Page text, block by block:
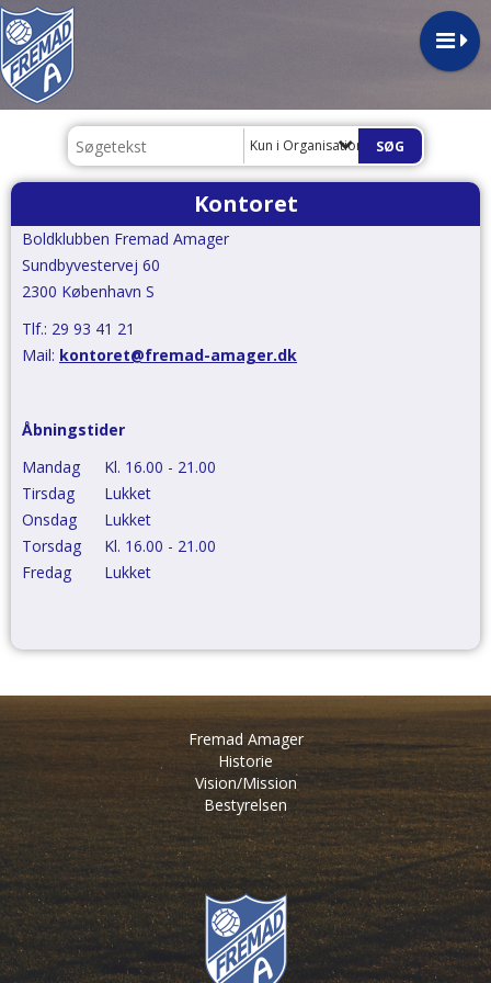
Kun i Organisation
Kontoret
Boldklubben Fremad Amager
Sundbyvestervej 60
2300 København S
Tlf.: 29 93 41 21
Mail: kontoret@fremad-amager.dk
Åbningstider
Mandag
Kl. 16.00 - 21.00
Tirsdag
Lukket
Onsdag
Lukket
Torsdag
Kl. 16.00 - 21.00
Fredag
Lukket
Fremad Amager
Historie
Vision/Mission
Bestyrelsen